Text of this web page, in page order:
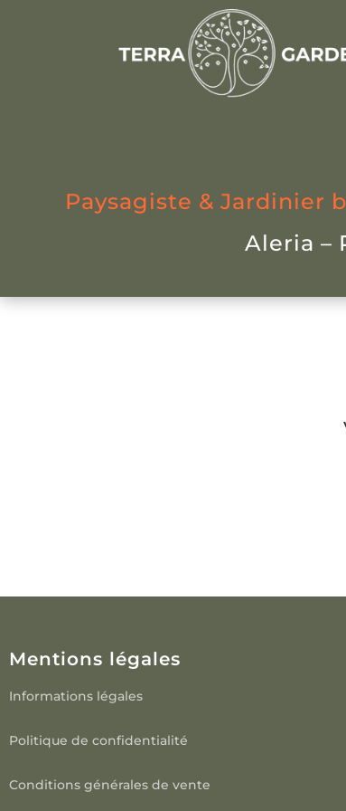
Paysagiste & Jardinier
Aleria –
Mentions légales
Informations légales
Politique de confidentialité
Conditions générales de vente